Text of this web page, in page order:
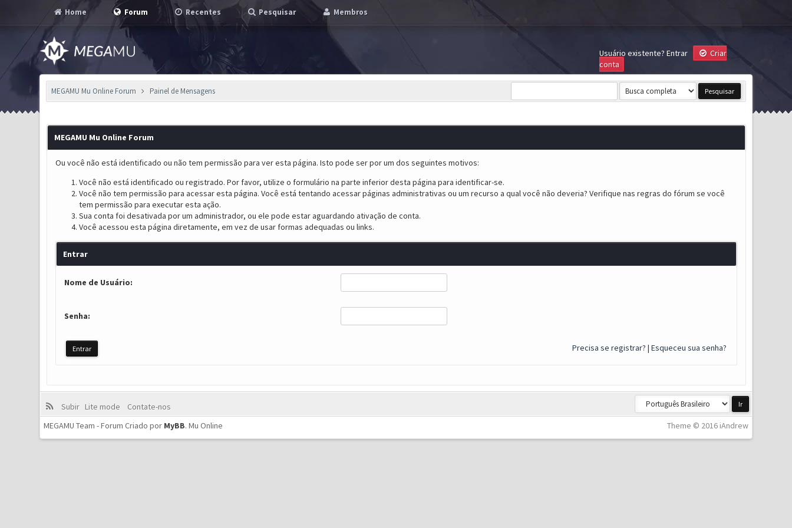
Home Forum Recentes Pesquisar Membros
Usuário existente? Entrar
Criar
conta
MEGAMU Mu Online Forum Painel de Mensagens
MEGAMU Mu Online Forum
Ou você não está identificado ou não tem permissão para ver esta página. Isto pode ser por um dos seguintes motivos:
Você não está identificado ou registrado. Por favor, utilize o formulário na parte inferior desta página para identificar-se.
Você não tem permissão para acessar esta página. Você está tentando acessar páginas administrativas ou um recurso a qual você não deveria? Verifique nas regras do fórum se você
tem permissão para executar esta ação.
Sua conta foi desativada por um administrador, ou ele pode estar aguardando ativação de conta.
Você acessou esta página diretamente, em vez de usar formas adequadas ou links.
Entrar
Nome de Usuário:
Senha:
Precisa se registrar? | Esqueceu sua senha?
Subir Lite mode
Contate-nos
Theme © 2016 iAndrew
MEGAMU Team - Forum Criado por MyBB.Mu Online